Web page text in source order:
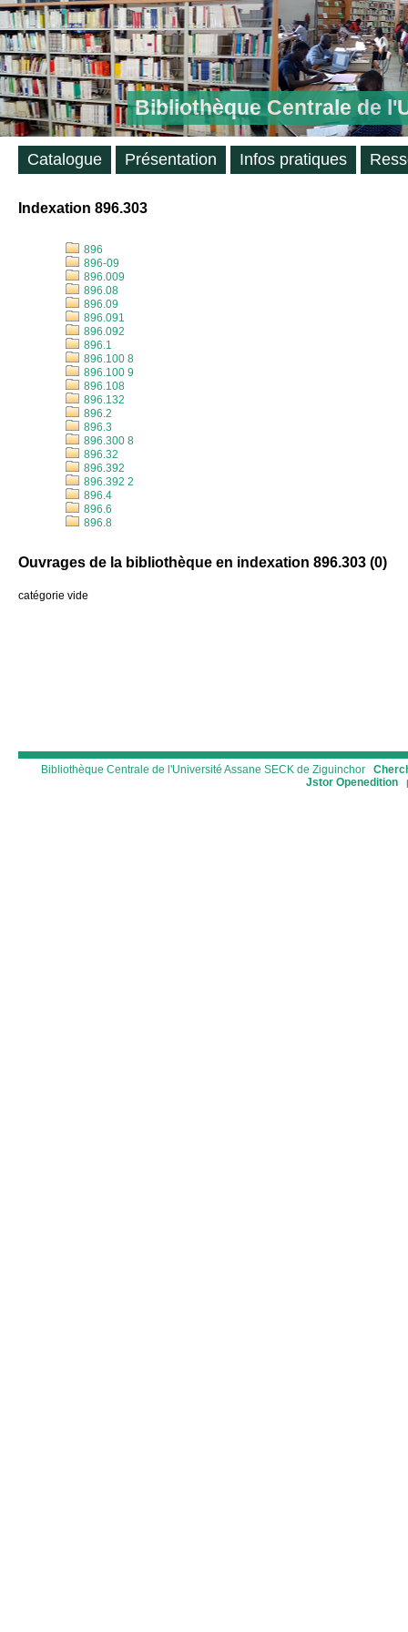
Bibliothèque Centrale de
Indexation 896.303
896
896-09
896.009
896.08
896.09
896.091
896.092
896.1
896.100 8
896.100 9
896.108
896.132
896.2
896.3
896.300 8
896.32
896.392
896.392 2
896.4
896.6
896.8
Ouvrages de la bibliothèque en indexation 896.303 (0)
catégorie vide
Bibliothèque Centrale de l'Université Assane SECK de Ziguinchor
Jstor Openedition
Catalogue Présentation Infos pratiques